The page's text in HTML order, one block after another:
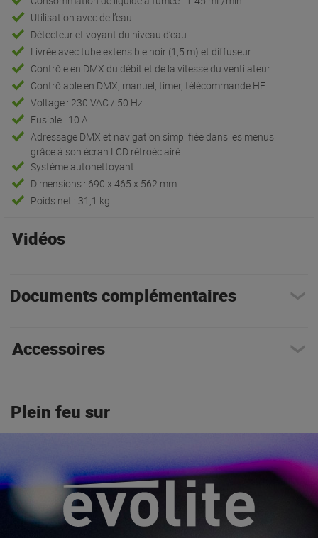
Utilisation avec de l’eau
Détecteur et voyant du niveau d’eau
Livrée avec tube extensible noir (1,5 m) et diffuseur
Contrôle en DMX du débit et de la vitesse du ventilateur
Contrôlable en DMX, manuel, timer, télécommande HF
Voltage : 230 VAC / 50 Hz
Fusible : 10 A
Adressage DMX et navigation simplifiée dans les menus
grâce à son écran LCD rétroéclairé
Système autonettoyant
Dimensions : 690 x 465 x 562 mm
Poids net : 31,1 kg
Vidéos
Documents complémentaires
Accessoires
Plein feu sur